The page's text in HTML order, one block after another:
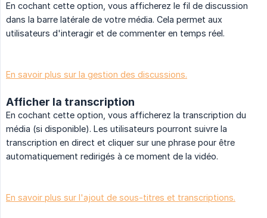
En cochant cette option, vous afficherez le fil de discussion
dans la barre latérale de votre média. Cela permet aux
utilisateurs d'interagir et de commenter en temps réel.
En savoir plus sur la gestion des discussions.
Afficher la transcription
En cochant cette option, vous afficherez la transcription du
média (si disponible). Les utilisateurs pourront suivre la
transcription en direct et cliquer sur une phrase pour être
automatiquement redirigés à ce moment de la vidéo.
En savoir plus sur l'ajout de sous-titres et transcriptions.